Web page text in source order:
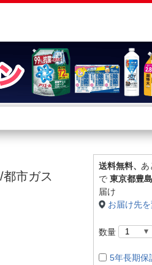
舗サービス
ト取り置き
情報・店舗一覧
市ガス
送料無料、 あ
で 東京都豊
届け
お届け先
数量
5年長期保